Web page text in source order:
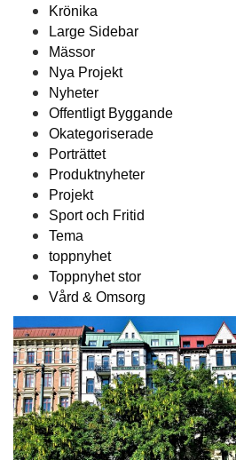
Krönika
Large Sidebar
Mässor
Nya Projekt
Nyheter
Offentligt Byggande
Okategoriserade
Porträttet
Produktnyheter
Projekt
Sport och Fritid
Tema
toppnyhet
Toppnyhet stor
Vård & Omsorg